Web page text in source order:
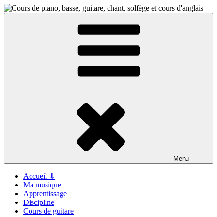
Aller
au
Menu
Accueil ⇓
Ma musique
Apprentissage
Discipline
Cours de guitare